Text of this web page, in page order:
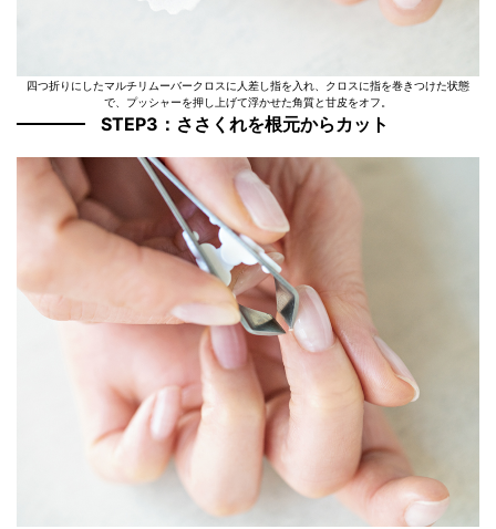
四つ折りにしたマルチリムーバークロスに人差し指を入れ、クロスに指を巻きつけた状態
で、プッシャーを押し上げて浮かせた角質と甘皮をオフ。
STEP3：ささくれを根元からカット